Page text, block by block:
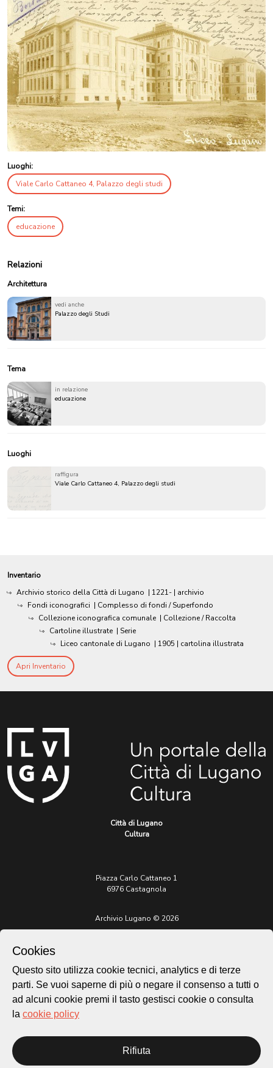
Luoghi:
Viale Carlo Cattaneo 4, Palazzo degli studi
Temi:
educazione
Relazioni
Architettura
vedi anche
Palazzo degli Studi
Tema
in relazione
educazione
Luoghi
raffigura
Viale Carlo Cattaneo 4, Palazzo degli studi
Inventario
Archivio storico della Città di Lugano | 1221- | archivio
Fondi iconografici | Complesso di fondi / Superfondo
Collezione iconografica comunale | Collezione / Raccolta
Cartoline illustrate | Serie
Liceo cantonale di Lugano | 1905 | cartolina illustrata
Apri Inventario
Città di Lugano
Cultura
Piazza Carlo Cattaneo 1
6976 Castagnola
Archivio Lugano © 2026
Sito istituzionale:
lugano.ch
Cookies
Questo sito utilizza cookie tecnici, analytics e di terze
parti. Se vuoi saperne di più o negare il consenso a tutti o
ad alcuni cookie premi il tasto gestisci cookie o consulta
la cookie policy
Rifiuta